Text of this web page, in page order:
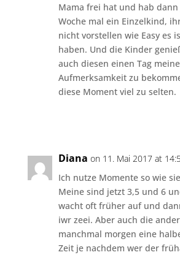
Mama frei hat und hab dann
Woche mal ein Einzelkind,
nicht vorstellen wie Easy es
haben. Und die Kinder
auch diesen einen Tag
Aufmerksamkeit zu
diese Moment viel zu selten.
Diana on 11. Mai 2017 at
Ich nutze Momente so wie
Meine sind jetzt 3,5 und 6
wacht oft früher auf und
iwr zeei. Aber auch die
manchmal morgen eine
Zeit je nachdem wer der